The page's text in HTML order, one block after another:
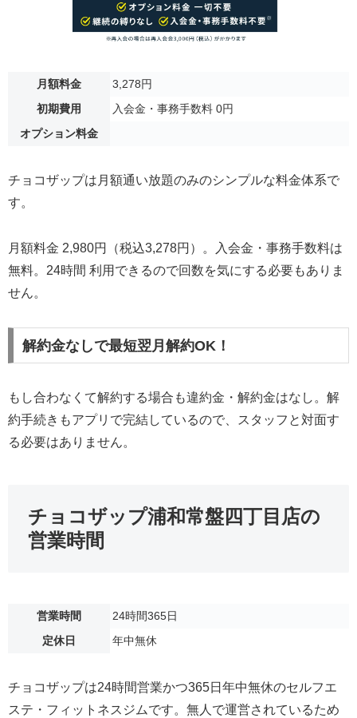
月額料金
3,278円
初期費用
入会金・事務手数料 0円
オプション料金
チョコザップは月額通い放題のみのシンプルな料金体系で
す。
月額料金 2,980円（税込3,278円）。入会金・事務手数料は
無料。24時間 利用できるので回数を気にする必要もありま
せん。
解約金なしで最短翌月解約OK！
もし合わなくて解約する場合も違約金・解約金はなし。解
約手続きもアプリで完結しているので、スタッフと対面す
る必要はありません。
チョコザップ浦和常盤四丁目店の
営業時間
営業時間
24時間365日
定休日
年中無休
チョコザップは24時間営業かつ365日年中無休のセルフエ
ステ・フィットネスジムです。無人で運営されているため